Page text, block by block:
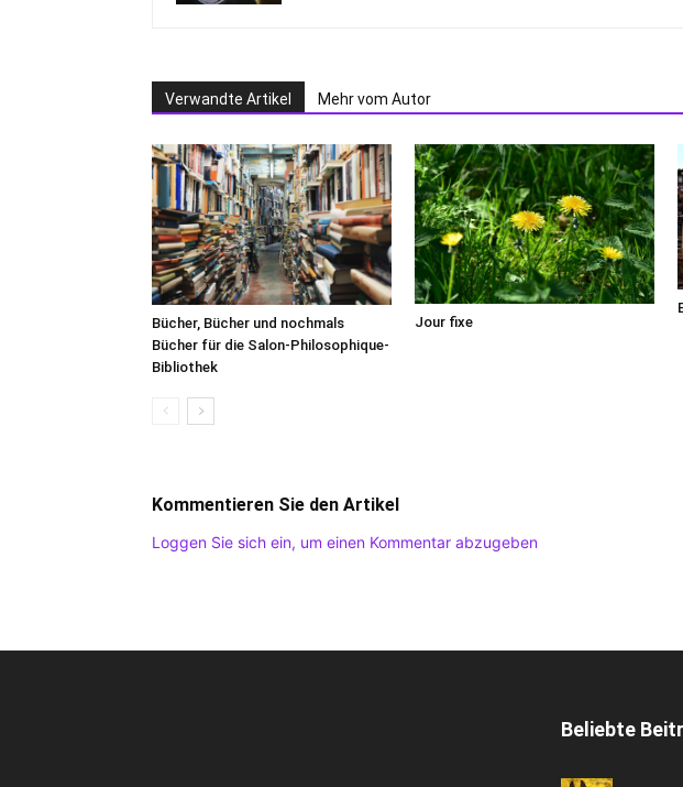
Verwandte Artikel Mehr vom Autor
Bücher, Bücher und nochmals
Bücher für die Salon-Philosophique-
Bibliothek
Jour fixe
Kommentieren Sie den Artikel
Loggen Sie sich ein, um einen Kommentar abzugeben
Beliebte